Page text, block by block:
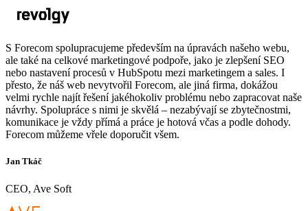
S Forecom spolupracujeme především na úpravách našeho webu,
ale také na celkové marketingové podpoře, jako je zlepšení SEO
nebo nastavení procesů v HubSpotu mezi marketingem a sales. I
přesto, že náš web nevytvořil Forecom, ale jiná firma, dokážou
velmi rychle najít řešení jakéhokoliv problému nebo zapracovat naše
návrhy. Spolupráce s nimi je skvělá – nezabývají se zbytečnostmi,
komunikace je vždy přímá a práce je hotová včas a podle dohody.
Forecom můžeme vřele doporučit všem.
Jan Tkáč
CEO, Ave Soft